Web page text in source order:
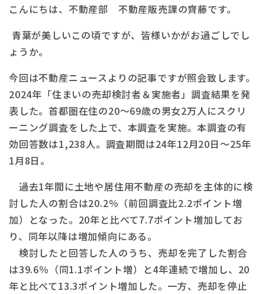
こんにちは、不動産部 不動産販売課の齊藤です。
青葉が美しいこの頃ですが、皆様いかがお過ごしでし
ょうか。
今回は不動産ニュースよりの記事ですが照会致します。
2024年「住まいの売却検討者＆実施者」調査結果を発
表した。首都圏在住の20～69歳の男女2万人にスクリ
ーニング調査をした上で、本調査を実施。本調査の有
効回答数は1,238人。調査期間は24年12月20日～25年
1月8日。
過去1年間に土地や居住用不動産の売却を主体的に検
討した人の割合は20.2％（前回調査比2.2ポイント増
加）となった。20年と比べて7.7ポイント増加してお
り、同年以降は増加傾向にある。
検討したと回答した人のうち、売却を完了した割合
は39.6％（同1.1ポイント増）と4年連続で増加し、20
年と比べて13.3ポイント増加した。一方、売却を停止